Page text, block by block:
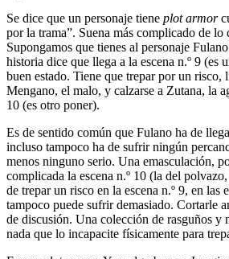
Se dice que un personaje tiene plot armor
por la trama”. Suena más complicado de lo
Supongamos que tienes al personaje
historia dice que llega a la escena n.º 9 (es
buen estado. Tiene que trepar por un risco,
Mengano, el malo, y calzarse a Zutana, la
10 (es otro poner).
Es de sentido común que Fulano ha de
incluso tampoco ha de sufrir ningún
menos ninguno serio. Una emasculación,
complicada la escena n.º 10 (la del
de trepar un risco en la escena n.º 9, en las
tampoco puede sufrir demasiado. Cortarle
de discusión. Una colección de rasguños y
nada que lo incapacite físicamente para